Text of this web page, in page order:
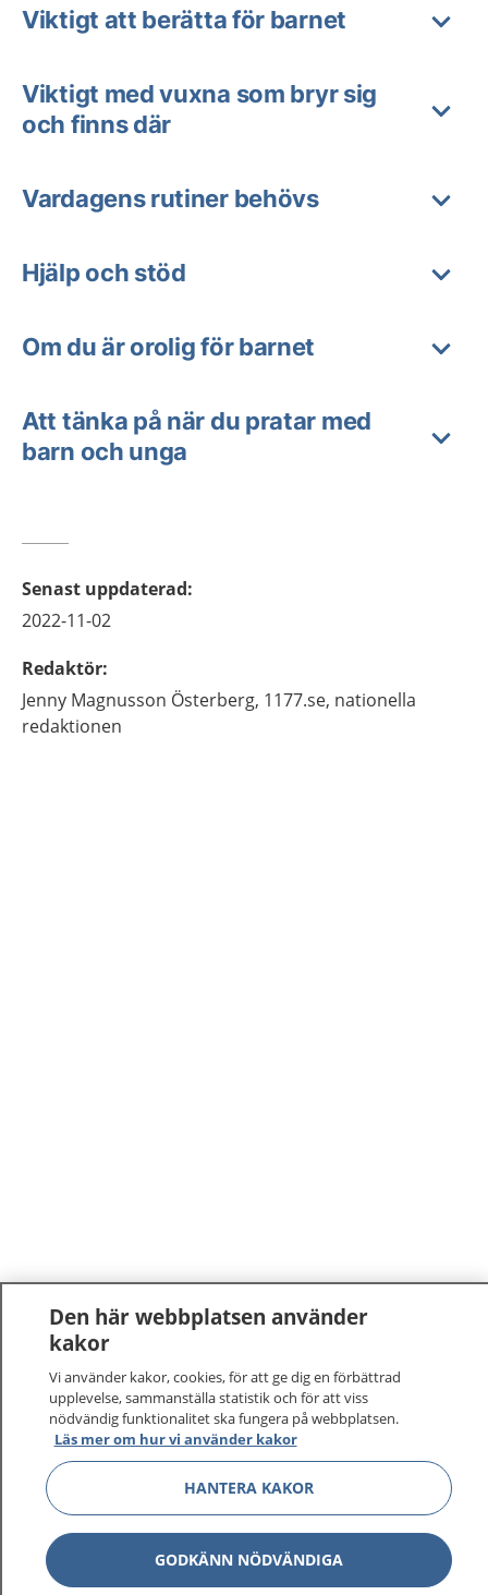
Viktigt att berätta för barnet
Viktigt med vuxna som bryr sig
och finns där
Vardagens rutiner behövs
Hjälp och stöd
Om du är orolig för barnet
Att tänka på när du pratar med
barn och unga
Senast uppdaterad:
2022-11-02
Redaktör:
Jenny Magnusson Österberg, 1177.se, nationella
redaktionen
På 1177.se får du råd om hälsa och information om
sjukdomar och vilka mottagningar du kan kontakta.
Logga in för att läsa din journal och göra dina
vårdärenden. Ring telefonnummer 1177 för
sjukvårdsrådgivning dygnet runt.
1177 ger dig råd när du vill må bättre.
Den här webbplatsen använder
kakor
Vi använder kakor, cookies, för att ge dig en förbättrad
upplevelse, sammanställa statistik och för att viss
nödvändig funktionalitet ska fungera på webbplatsen.
Läs mer om hur vi använder kakor
HANTERA KAKOR
GODKÄNN NÖDVÄNDIGA